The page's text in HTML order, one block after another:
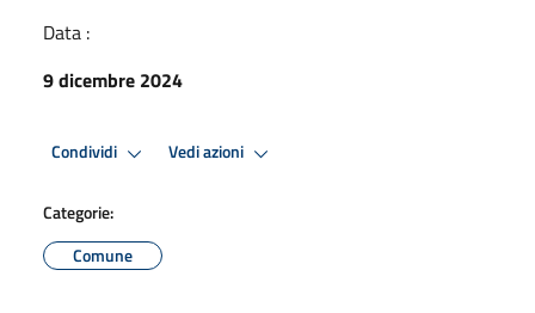
Data :
9 dicembre 2024
Condividi Vedi azioni
Categorie:
Comune